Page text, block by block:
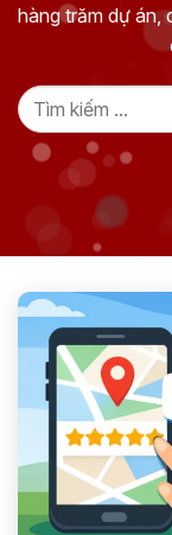
hàng trăm dự án,